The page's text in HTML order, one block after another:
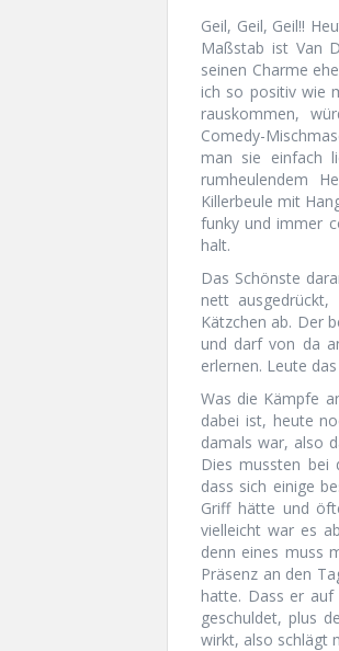
Geil, Geil, Geil!!
Maßstab ist Van
seinen Charme
ich so positiv wie
rauskommen,
Comedy-
man sie einfach
rumheulendem
Killerbeule mit
funky und immer
halt.
Das Schönste
nett ausgedrückt,
Kätzchen ab. Der
und darf von da
erlernen. Leute
Was die Kämpfe
dabei ist, heute
damals war, also
Dies mussten bei
dass sich einige
Griff hätte und
vielleicht war es
denn eines muss
Präsenz an den
hatte. Dass er auf
geschuldet, plus
wirkt, also schlägt